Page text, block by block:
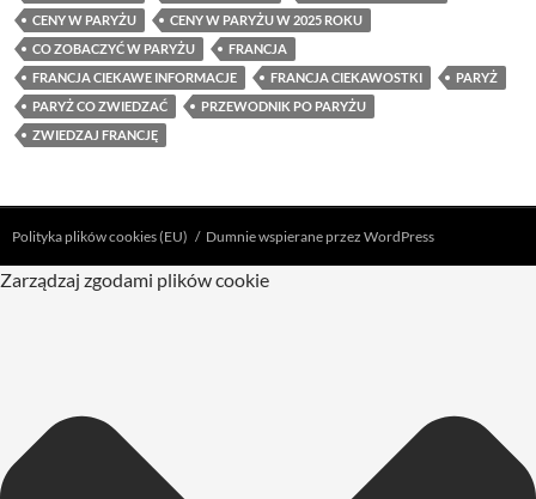
CENY W PARYŻU
CENY W PARYŻU W 2025 ROKU
CO ZOBACZYĆ W PARYŻU
FRANCJA
FRANCJA CIEKAWE INFORMACJE
FRANCJA CIEKAWOSTKI
PARYŻ
PARYŻ CO ZWIEDZAĆ
PRZEWODNIK PO PARYŻU
ZWIEDZAJ FRANCJĘ
Polityka plików cookies (EU) Dumnie wspierane przez WordPress
Zarządzaj zgodami plików cookie